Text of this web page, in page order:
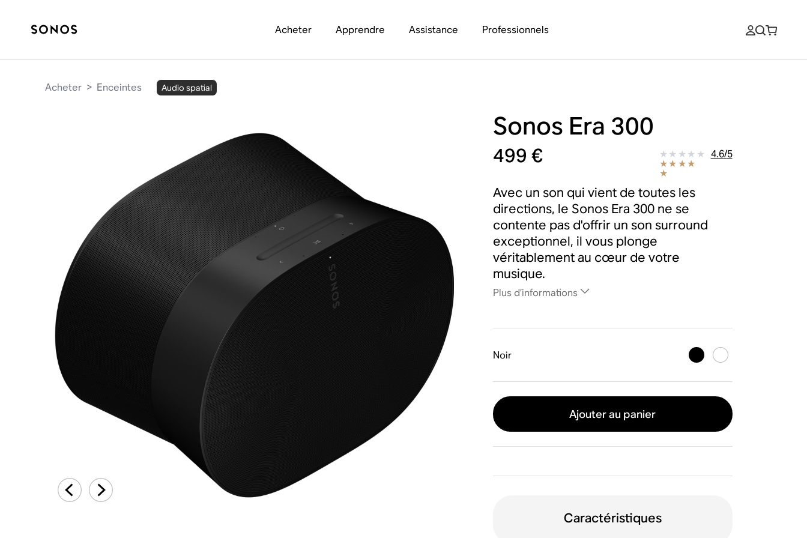
Acheter Apprendre Assistance Professionnels
Acheter > Enceintes Audio spatial
Sonos Era 300
499 € 4.6/5
Avec un son qui vient de toutes les
directions, le Sonos Era 300 ne se
contente pas d'offrir un son surround
exceptionnel, il vous plonge
véritablement au cœur de votre
musique.
Plus d’informations
Noir
Ajouter au panier
Caractéristiques